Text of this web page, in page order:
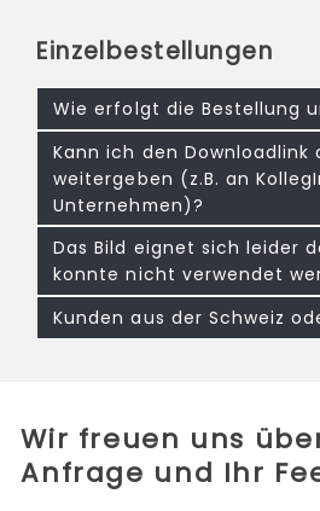
Einzelbestellungen
Wie erfolgt die Bestellung
Kann ich den Downloadlink
weitergeben (z.B. an
Unternehmen)?
Das Bild eignet sich leider
konnte nicht verwendet
Kunden aus der Schweiz
Wir freuen uns
Anfrage und Ihr